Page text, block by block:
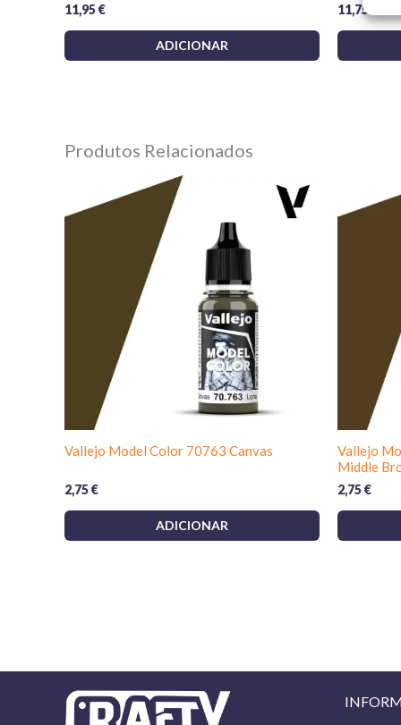
11,95€
ADICIONAR
11,75
Produtos Relacionados
Vallejo Model Color 70763 Canvas
2,75€
ADICIONAR
Vallejo
Middle
2,75€